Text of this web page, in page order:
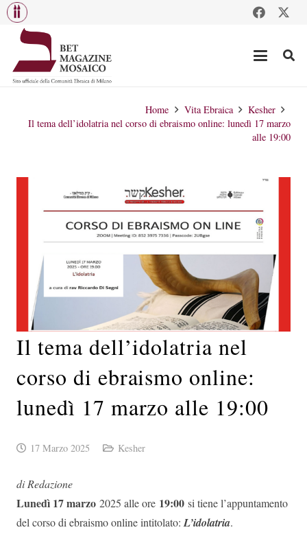
Home Vita Ebraica
Kesher
Il tema dell’idolatria nel corso di ebraismo online: lunedì 17 marzo
alle 19:00
Il tema dell’idolatria nel
corso di ebraismo online:
lunedì 17 marzo alle 19:00
17 Marzo 2025 Kesher
di Redazione
Lunedì 17 marzo 2025 alle ore 19:00 si tiene l’appuntamento
del corso di ebraismo online intitolato:L’idolatria.